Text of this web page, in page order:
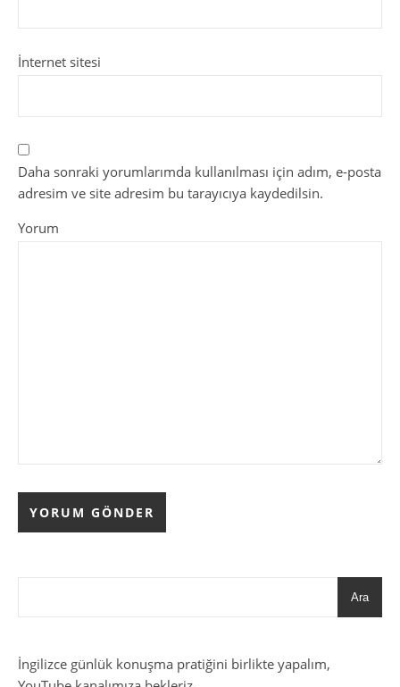
İnternet sitesi
Daha sonraki yorumlarımda kullanılması için adım, e-posta
adresim ve site adresim bu tarayıcıya kaydedilsin.
Yorum
Ara
İngilizce günlük konuşma pratiğini birlikte yapalım,